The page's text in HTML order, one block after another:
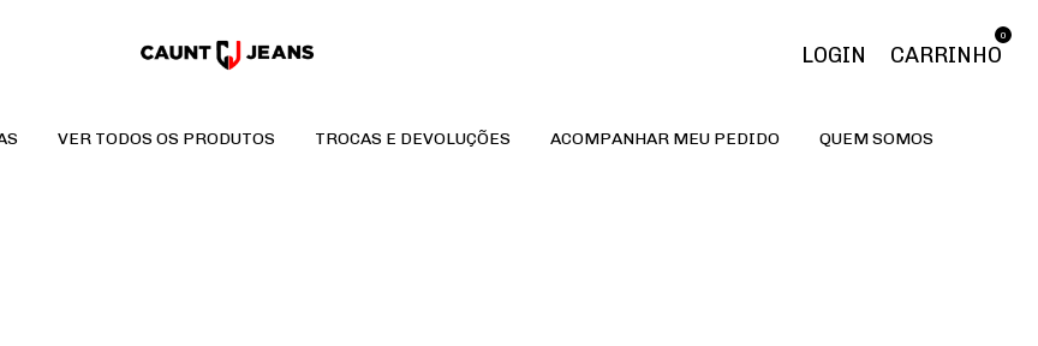
LOGIN CARRINHO
0
VER TODOS OS PRODUTOS TROCAS E DEVOLUÇÕES ACOMPANHAR MEU PEDIDO QUEM SOMOS